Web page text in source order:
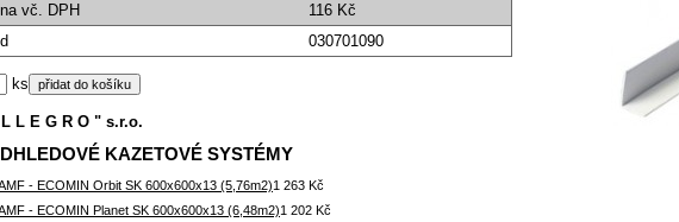
vč. DPH
116 Kč
030701090
ks
KAZETOVÉ SYSTÉMY
- ECOMIN Orbit SK 600x600x13 (5,76m2)1 263 Kč
- ECOMIN Planet SK 600x600x13 (6,48m2)1 202 Kč
L E G R O " s.r.o.